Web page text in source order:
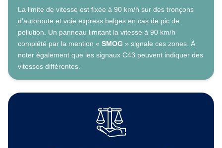
La limite de vitesse est fixée à 90 km/h sur des tronçons
d’autoroute et voie express belges en cas de pic de
pollution. Un panneau limitant la vitesse à 90 km/h
complété par la mention « SMOG » signale ces zones. À
noter également que les signaux C43 peuvent indiquer des
vitesses différentes.